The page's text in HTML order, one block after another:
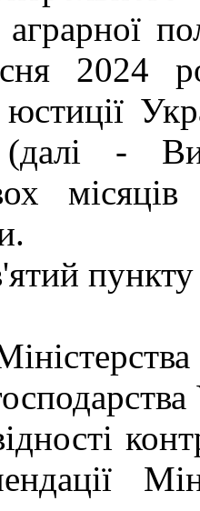
аграрної
2024
юстиції
-